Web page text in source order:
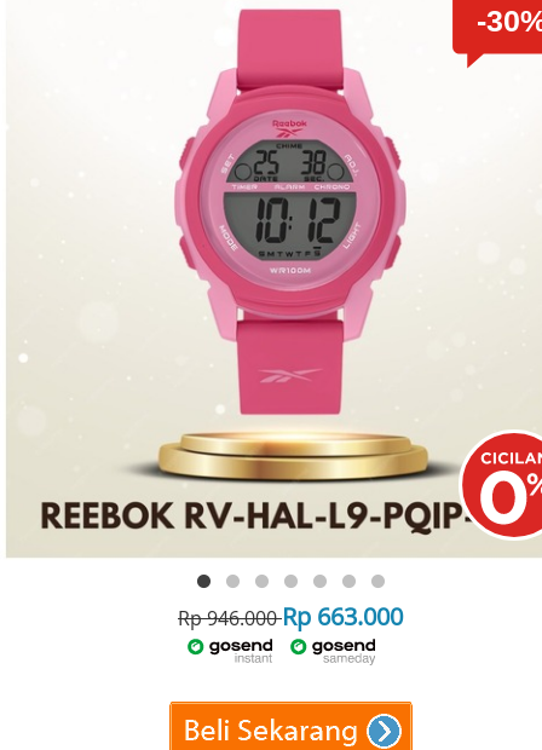
-
Rp 946.000Rp 663.000